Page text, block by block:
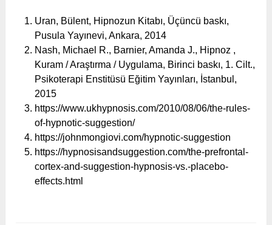
Uran, Bülent, Hipnozun Kitabı, Üçüncü baskı,
Pusula Yayınevi, Ankara, 2014
Nash, Michael R., Barnier, Amanda J., Hipnoz ,
Kuram / Araştırma / Uygulama, Birinci baskı, 1. Cilt.,
Psikoterapi Enstitüsü Eğitim Yayınları, İstanbul,
2015
https://www.ukhypnosis.com/2010/08/06/the-rules-
of-hypnotic-suggestion/
https://johnmongiovi.com/hypnotic-suggestion
https://hypnosisandsuggestion.com/the-prefrontal-
cortex-and-suggestion-hypnosis-vs.-placebo-
effects.html